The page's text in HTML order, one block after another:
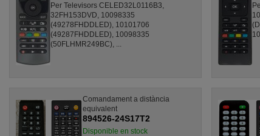
Per Televisors CELED32L0116B3,
32FH153DVD, 10098335
(49278FHDDLED), 10101706
(49287FHDDLED), 10098335
(50FLHMR249BC), ...
Comandament a distància
equivalent
894526-24S17T2
Disponible en stock